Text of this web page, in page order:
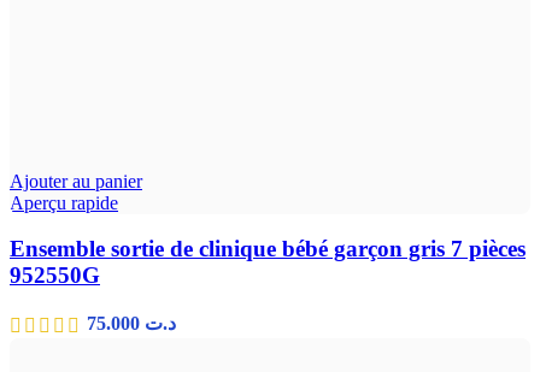
Ajouter au panier
Aperçu rapide
Ensemble sortie de clinique bébé garçon gris 7 pièces
952550G
د.ت